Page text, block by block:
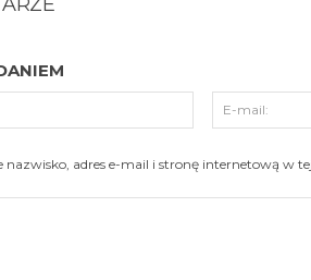
Podpis:
nazwisko, adres e-mail i stronę internetową w